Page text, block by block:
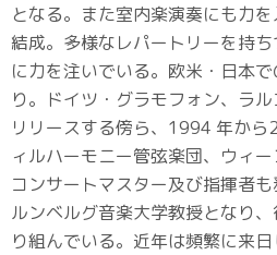
となる。また室内楽演奏にも力
結成。多様なレパートリーを持
に力を注いでいる。欧米・日本
り。ドイツ・グラモフォン、ラ
リリースする傍ら、1994 年か
ィルハーモニー管弦楽団、ウィ
コンサートマスター及び指揮者
ルンベルグ音楽大学教授となり
り組んでいる。近年は頻繁に来